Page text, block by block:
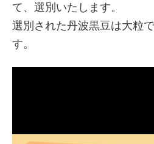
て、選別いたします。
選別された丹波黒豆は大粒
す。